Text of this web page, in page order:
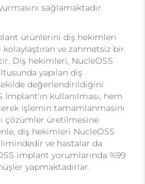
sağlamaktadır.
ürünlerini diş hekimleri
ve zahmetsiz bir
Diş hekimleri, NucleOSS
yapılan diş
değerlendirildiğini
kullanılması, hem
işlemin tamamlanmasını
çözümler üretilmesine
diş hekimleri NucleOSS
ve hastalar da
implant yorumlarında %99
yapmaktadırlar.